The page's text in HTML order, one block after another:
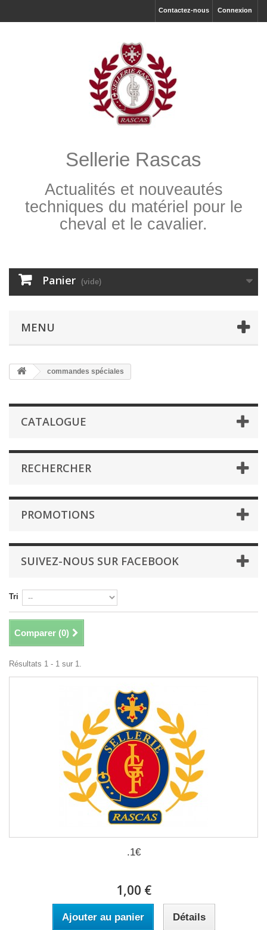
Connexion
Contactez-nous
Sellerie Rascas
Actualités et nouveautés
techniques du matériel pour le
cheval et le cavalier.
Panier (vide)
MENU
commandes spéciales
CATALOGUE
RECHERCHER
PROMOTIONS
SUIVEZ-NOUS SUR FACEBOOK
Tri
Comparer (0)
Résultats 1 - 1 sur 1.
.1€
1,00 €
Ajouter au panier Détails